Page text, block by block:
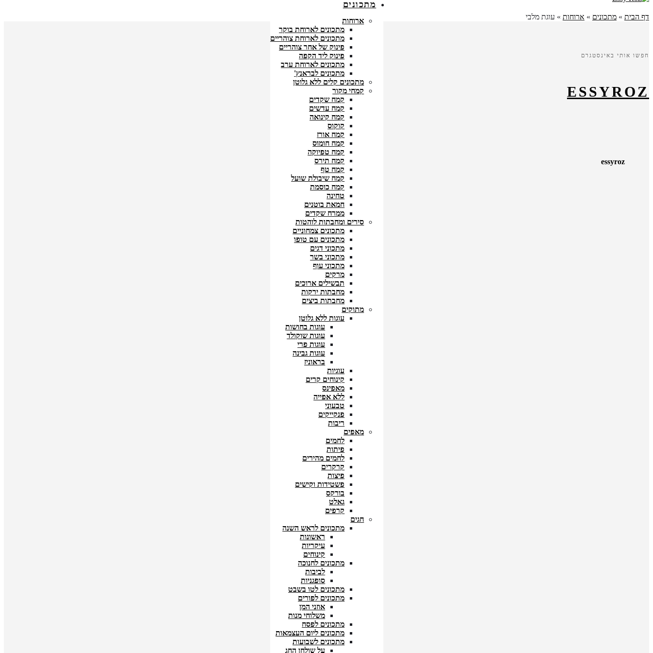
מתכונים
ארוחות
מתכונים לארוחת בוקר
מתכונים לארוחת צוהריים
פינוק של אחר צוהריים
פינוק ליד הקפה
מתכונים לארוחת ערב
מתכונים לבראנץ'
מתכונים קלים ללא גלוטן
קמחי מקור
קמח שקדים
קמח עדשים
קמח קינואה
קוקוס
קמח אורז
קמח חומוס
קמח טפיוקה
קמח תירס
קמח טף
קמח שיבולת שועל
קמח כוסמת
טחינה
חמאת בוטנים
ממרח שקדים
סירים ומחבתות לוהטות
מתכונים צמחוניים
מתכונים עם טופו
מתכוני דגים
מתכוני בשר
מתכוני עוף
מרקים
תבשילים ארוכים
מחבתות ירקות
מחבתות ביצים
מתוקים
עוגות ללא גלוטן
עוגות בחושות
עוגות שוקולד
עוגות פרי
עוגות גבינה
בראוניז
עוגיות
קינוחים קרים
מאפינס
ללא אפייה
טבעוני
פנקייקים
ריבות
מאפים
לחמים
פיתות
לחמים מהירים
קרקרים
פיצות
פשטידות וקישים
בורקס
גאלט
קרפים
חגים
מתכונים לראש השנה
ראשונות
עיקריות
קינוחים
מתכונים לחנוכה
לביבות
סופגניות
מתכונים לטו בשבט
מתכונים לפורים
אוזני המן
משלוחי מנות
מתכונים לפסח
מתכונים ליום העצמאות
מתכונים לשבועות
על שולחן החג
דף הבית » מתכונים » ארוחות » עוגת מלבי
חפשו אותי באינסטגרם
ESSYROZ
essyroz